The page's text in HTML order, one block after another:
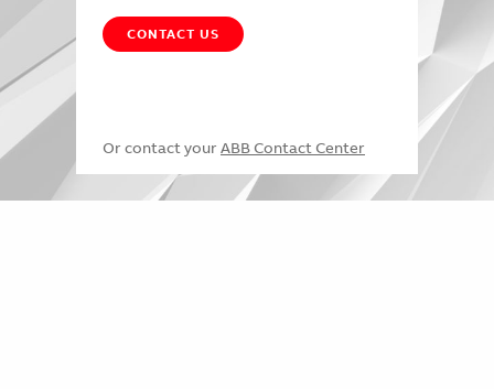
CONTACT US
Or contact your ABB Contact Center